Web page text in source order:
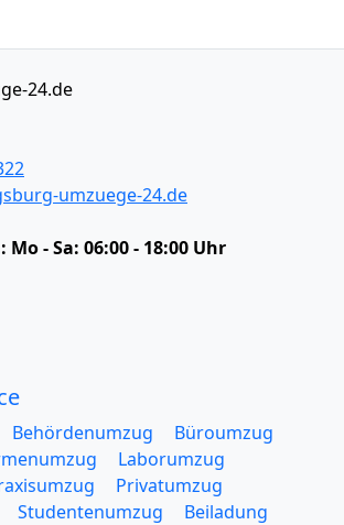
24.de
umzuege-24.de
Mo - Sa: 06:00 - 18:00 Uhr
Behördenumzug
Büroumzug
Laborumzug
Privatumzug
Studentenumzug
Beiladung